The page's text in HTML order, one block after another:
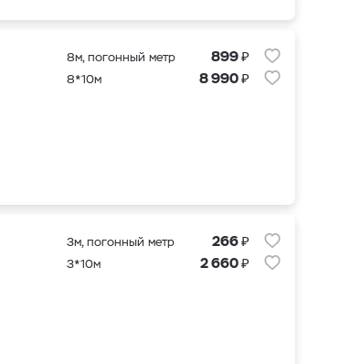
8м, погонный метр 899₽
8*10м 8 990₽
3м, погонный метр 266₽
3*10м 2 660₽